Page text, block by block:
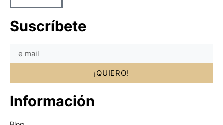
Suscríbete
¡QUIERO!
Información